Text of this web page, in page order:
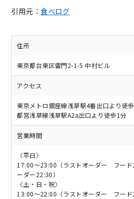
引用元：食べログ
住所
東京都台東区雷門2-1-5 中村ビル
アクセス
東京メトロ銀座線浅草駅4番出口より徒
都営浅草線浅草駅A2a出口より徒歩1分
営業時間
〈平日〉
17:00～23:00（ラストオーダー フード
ーダー22:30）
〈土・日・祝〉
13:00～22:00（ラストオーダー フード